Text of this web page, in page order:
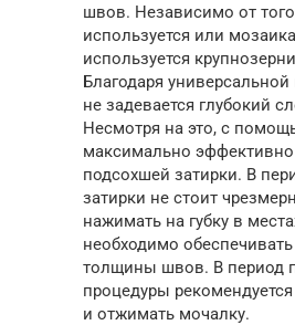
швов. Независимо от
используется или
используется
Благодаря универсальной
не задевается глубокий
Несмотря на это, с
максимально
подсохшей затирки. В
затирки не стоит
нажимать на губку в
необходимо
толщины швов. В период
процедуры
и отжимать мочалку.